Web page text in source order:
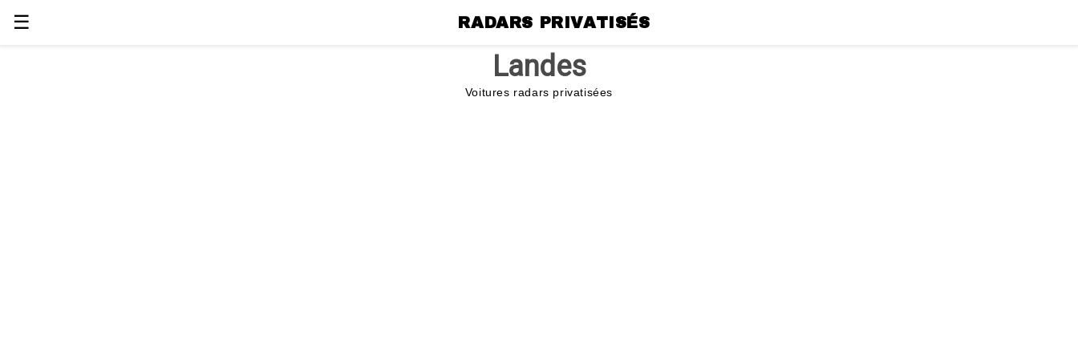
☰ RADARS PRIVATISÉS
Landes
Voitures radars privatisées